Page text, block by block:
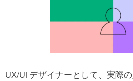
UX/UI デザイナーとして、実際